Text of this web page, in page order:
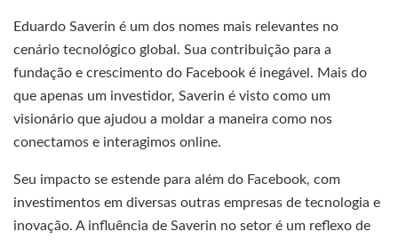
Eduardo Saverin é um dos nomes mais relevantes no
cenário tecnológico global. Sua contribuição para a
fundação e crescimento do Facebook é inegável. Mais do
que apenas um investidor, Saverin é visto como um
visionário que ajudou a moldar a maneira como nos
conectamos e interagimos online.
Seu impacto se estende para além do Facebook, com
investimentos em diversas outras empresas de tecnologia e
inovação. A influência de Saverin no setor é um reflexo de